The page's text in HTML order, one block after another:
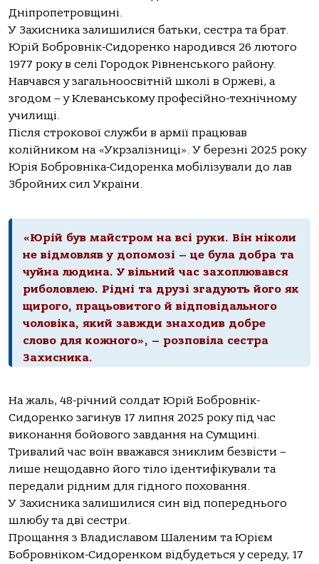
Дніпропетровщині.
У Захисника залишилися батьки, сестра та брат.
Юрій Бобровнік-Сидоренко народився 26 лютого
1977 року в селі Городок Рівненського району.
Навчався у загальноосвітній школі в Оржеві, а
згодом – у Клеванському професійно-технічному
училищі.
Після строкової служби в армії працював
колійником на «Укрзалізниці». У березні 2025 року
Юрія Бобровніка-Сидоренка мобілізували до лав
Збройних сил України.
«Юрій був майстром на всі руки. Він ніколи
не відмовляв у допомозі – це була добра та
чуйна людина. У вільний час захоплювався
риболовлею. Рідні та друзі згадують його як
щирого, працьовитого й відповідального
чоловіка, який завжди знаходив добре
слово для кожного», – розповіла сестра
Захисника.
На жаль, 48-річний солдат Юрій Бобровнік-
Сидоренко загинув 17 липня 2025 року під час
виконання бойового завдання на Сумщині.
Тривалий час воїн вважався зниклим безвісти –
лише нещодавно його тіло ідентифікували та
передали рідним для гідного поховання.
У Захисника залишилися син від попереднього
шлюбу та дві сестри.
Прощання з Владиславом Шаленим та Юрієм
Бобровніком-Сидоренком відбудеться у середу, 17